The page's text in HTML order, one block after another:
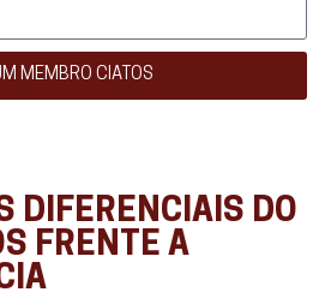
MEMBRO CIATOS
DIFERENCIAIS DO
FRENTE A